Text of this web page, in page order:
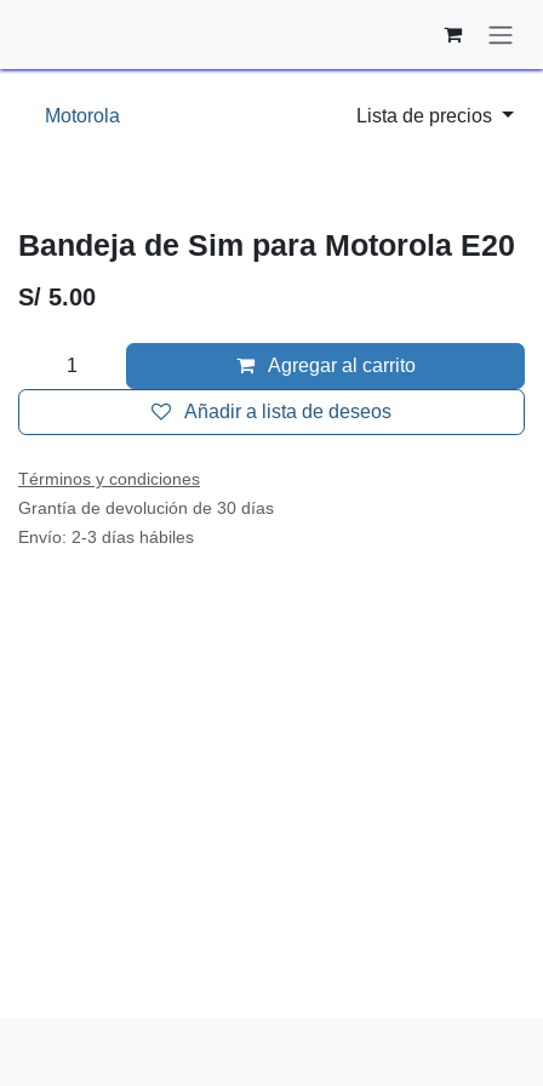
Motorola Lista de precios
Bandeja de Sim para Motorola E20
S/ 5.00
Agregar al carrito
Añadir a lista de deseos
Términos y condiciones
Grantía de devolución de 30 días
Envío: 2-3 días hábiles